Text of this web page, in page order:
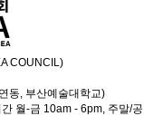
COUNCIL)
동, 부산예술대학교)
월-금 10am - 6pm, 주말/공